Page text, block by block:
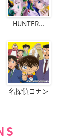
HUNTER...
名探偵コナン